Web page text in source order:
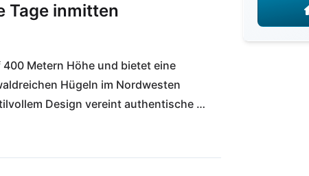
Tage inmitten
Metern Höhe und bietet eine
Hügeln im Nordwesten
Design vereint authentische
Entspanne im privaten
wie Grožnjan, Motovun und Buzet –
Dein istrisches Refugium beginnt hier